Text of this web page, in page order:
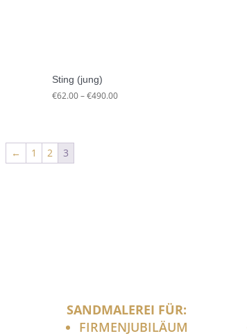
Sting (jung)
€62.00 –€490.00Preisspanne:
← 1 2 3
SANDMALEREI FÜR:
FIRMENJUBILÄUM